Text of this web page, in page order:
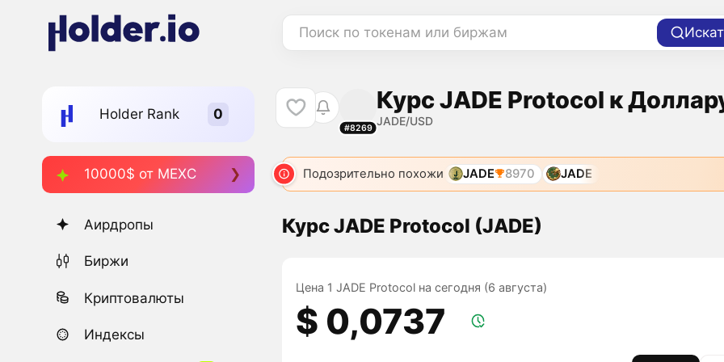
Поиск по токенам или биржам
Holder Rank
10000$ от MEXC
Аирдропы
Биржи
Криптовалюты
Индексы
#8269
Курс JADE Protocol к
JADE/USD
Подозрительно похожи JADE 8970 JADE
Курс JADE Protocol (JADE)
Цена 1 JADE Protocol на сегодня (6 августа)
$ 0,0737